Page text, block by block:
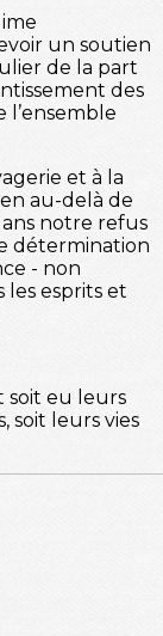
un soutien
de la part
des
l’ensemble
et à la
au-delà de
notre refus
détermination
- non
les esprits et
soit eu leurs
soit leurs vies